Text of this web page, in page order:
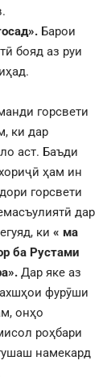
Барои
бояд аз руи
горсвети
ки дар
аст. Баъди
ҳам ин
горсвети
дар
ки « ма
ба Рустами
Дар яке аз
фурӯши
онҳо
роҳбари
намекард